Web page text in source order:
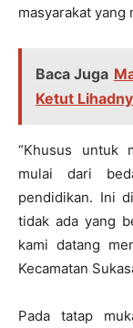
masyarakat
Baca Juga
Ketut
“Khusus untuk
mulai dari
pendidikan. Ini
tidak ada yang
kami datang
Kecamatan
Pada tatap